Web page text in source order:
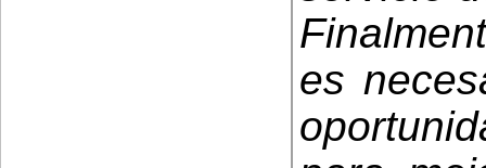
es